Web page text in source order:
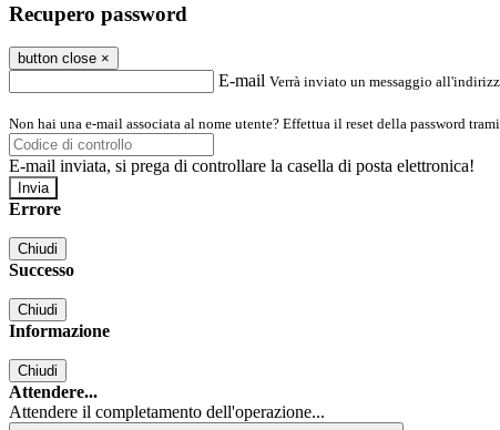
Recupero password
button close ×
E-mail Verrà inviato un messaggio
Non hai una e-mail associata al nome utente? Effettua il reset della password
E-mail inviata, si prega di controllare la casella di posta elettronica!
Errore
Chiudi
Successo
Chiudi
Informazione
Chiudi
Attendere...
Attendere il completamento dell'operazione...